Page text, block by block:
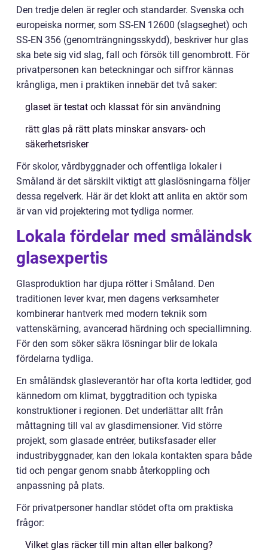
Den tredje delen är regler och standarder. Svenska och
europeiska normer, som SS-EN 12600 (slagseghet) och
SS-EN 356 (genomträngningsskydd), beskriver hur glas
ska bete sig vid slag, fall och försök till genombrott. För
privatpersonen kan beteckningar och siffror kännas
krångliga, men i praktiken innebär det två saker:
glaset är testat och klassat för sin användning
rätt glas på rätt plats minskar ansvars- och
säkerhetsrisker
För skolor, vårdbyggnader och offentliga lokaler i
Småland är det särskilt viktigt att glaslösningarna följer
dessa regelverk. Här är det klokt att anlita en aktör som
är van vid projektering mot tydliga normer.
Lokala fördelar med småländsk
glasexpertis
Glasproduktion har djupa rötter i Småland. Den
traditionen lever kvar, men dagens verksamheter
kombinerar hantverk med modern teknik som
vattenskärning, avancerad härdning och speciallimning.
För den som söker säkra lösningar blir de lokala
fördelarna tydliga.
En småländsk glasleverantör har ofta korta ledtider, god
kännedom om klimat, byggtradition och typiska
konstruktioner i regionen. Det underlättar allt från
måttagning till val av glasdimensioner. Vid större
projekt, som glasade entréer, butiksfasader eller
industribyggnader, kan den lokala kontakten spara både
tid och pengar genom snabb återkoppling och
anpassning på plats.
För privatpersoner handlar stödet ofta om praktiska
frågor:
Vilket glas räcker till min altan eller balkong?